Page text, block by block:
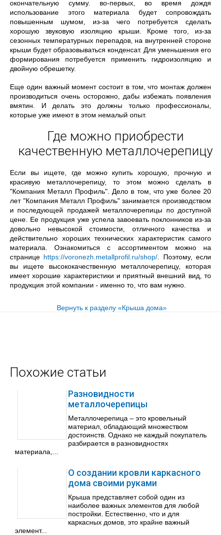
окончательную сумму. во-первых, во время дождя
использование этого материала будет сопровождать
повышенным шумом, из-за чего потребуется сделать
хорошую звуковую изоляцию крыши. Кроме того, из-за
сезонных температурных перепадов, на внутренней стороне
крыши будет образовываться конденсат. Для уменьшения его
формирования потребуется применить гидроизоляцию и
двойную обрешетку.
Еще один важный момент состоит в том, что монтаж должен
производиться очень осторожно, дабы избежать появления
вмятин. И делать это должны только профессионалы,
которые уже имеют в этом немалый опыт.
Где можно приобрести
качественную металлочерепицу
Если вы ищете, где можно купить хорошую, прочную и
красивую металлочерепицу, то этом можно сделать в
"Компания Металл Профиль". Дело в том, что уже более 20
лет "Компания Металл Профиль" занимается производством
и последующей продажей металлочерепицы по доступной
цене. Ее продукция уже успела завоевать поклонников из-за
довольно невысокой стоимости, отличного качества и
действительно хороших технических характеристик самого
материала. Ознакомиться с ассортиментом можно на
странице https://voronezh.metallprofil.ru/shop/ . Поэтому, если
вы ищете высококачественную металлочерепицу, которая
имеет хорошие характеристики и приятный внешний вид, то
продукция этой компании - именно то, что вам нужно.
Вернуть к разделу «Крыша дома»
Похожие статьи
Разновидности
металлочерепицы
Металлочерепица – это кровельный
материал, обладающий множеством
достоинств. Однако не каждый покупатель
разбирается в разновидностях
материала,...
О создании кровли каркасного
дома своими руками
Крыша представляет собой один из
наиболее важных элементов для любой
постройки. Естественно, что и для
каркасных домов, это крайне важный
элемент...